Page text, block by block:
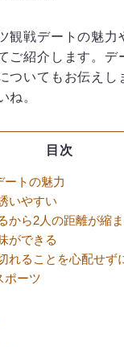
観戦デートの魅力
ご紹介します。デ
ついてもお伝えし
ね。
目次
ートの魅力
いやすい
から2人の距離が縮
ができる
れることを心配せず
ポーツ